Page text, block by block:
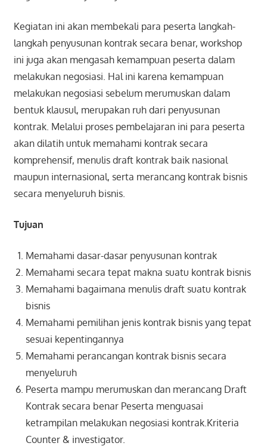
Kegiatan ini akan membekali para peserta langkah-
langkah penyusunan kontrak secara benar, workshop
ini juga akan mengasah kemampuan peserta dalam
melakukan negosiasi. Hal ini karena kemampuan
melakukan negosiasi sebelum merumuskan dalam
bentuk klausul, merupakan ruh dari penyusunan
kontrak. Melalui proses pembelajaran ini para peserta
akan dilatih untuk memahami kontrak secara
komprehensif, menulis draft kontrak baik nasional
maupun internasional, serta merancang kontrak bisnis
secara menyeluruh bisnis.
Tujuan
Memahami dasar-dasar penyusunan kontrak
Memahami secara tepat makna suatu kontrak bisnis
Memahami bagaimana menulis draft suatu kontrak
bisnis
Memahami pemilihan jenis kontrak bisnis yang tepat
sesuai kepentingannya
Memahami perancangan kontrak bisnis secara
menyeluruh
Peserta mampu merumuskan dan merancang Draft
Kontrak secara benar Peserta menguasai
ketrampilan melakukan negosiasi kontrak.Kriteria
Counter & investigator.